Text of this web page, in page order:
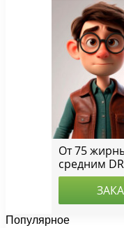
Популярное